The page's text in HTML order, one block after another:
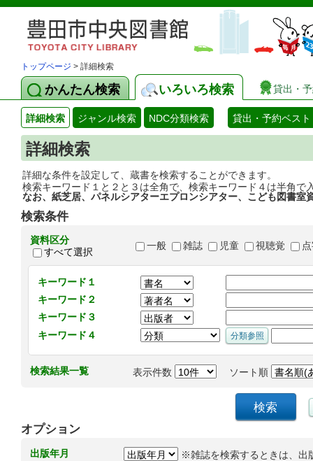
トップページ > 詳細検索
かんたん検索 いろいろ検索 貸出・
詳細検索 ジャンル検索 NDC分類検索 貸出・予約ベスト
詳細検索
詳細な条件を設定して、蔵書を検索することができます。
検索キーワード１と２と３は全角で、検索キーワード４は半角で
なお、紙芝居、パネルシアターエプロンシアター、こども図書室
検索条件
資料区分
すべて選択
一般 雑誌 児童 視聴覚
キーワード１
キーワード２
キーワード３
キーワード４
検索結果一覧 表示件数 ソート順
オプション
出版年月
※雑誌を検索するときは、出